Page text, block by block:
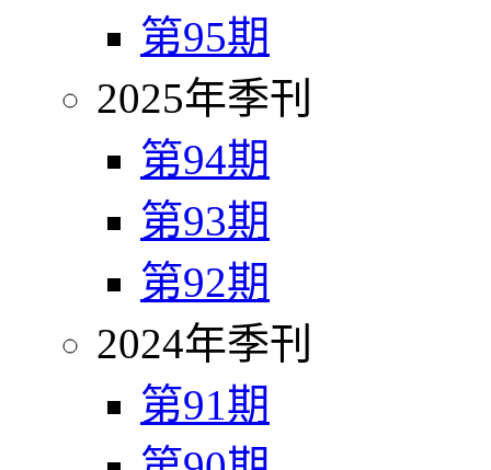
第95期
2025年季刊
第94期
第93期
第92期
2024年季刊
第91期